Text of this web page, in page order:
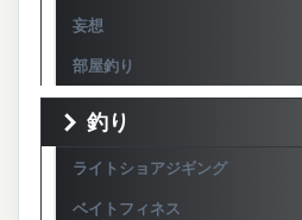
妄想
部屋釣り
釣り
ライトショアジギング
ベイトフィネス